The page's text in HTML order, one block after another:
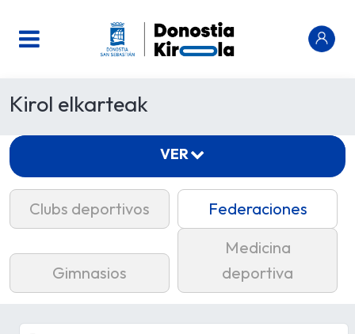
Kirol elkarteak
Clubs deportivos Federaciones
Gimnasios
Medicina
deportiva
VER